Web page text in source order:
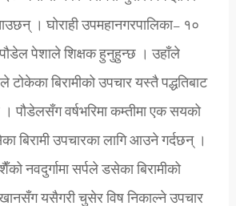
। घोराही उपमहानगरपालिका– १०
पेशाले शिक्षक हुनुहुन्छ । उहाँले
बिरामीको उपचार यस्तै पद्धतिबाट
पौडेलसँग वर्षभरिमा कम्तीमा एक सयको
बिरामी उपचारका लागि आउने गर्दछन् ।
नवदुर्गामा सर्पले डसेका बिरामीको
यसैगरी चुसेर विष निकाल्ने उपचार